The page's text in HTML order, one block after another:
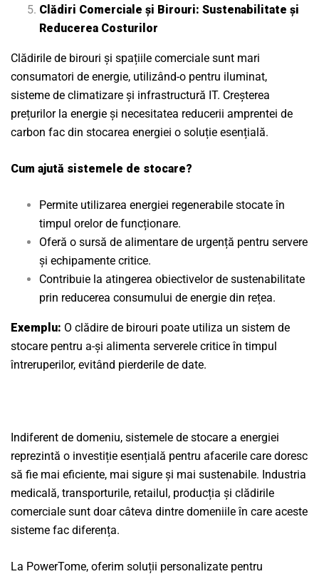
Clădiri Comerciale și Birouri: Sustenabilitate și
Reducerea Costurilor
Clădirile de birouri și spațiile comerciale sunt mari
consumatori de energie, utilizând-o pentru iluminat,
sisteme de climatizare și infrastructură IT. Creșterea
prețurilor la energie și necesitatea reducerii amprentei de
carbon fac din stocarea energiei o soluție esențială.
Cum ajută sistemele de stocare?
Permite utilizarea energiei regenerabile stocate în
timpul orelor de funcționare.
Oferă o sursă de alimentare de urgență pentru servere
și echipamente critice.
Contribuie la atingerea obiectivelor de sustenabilitate
prin reducerea consumului de energie din rețea.
Exemplu: O clădire de birouri poate utiliza un sistem de
stocare pentru a-și alimenta serverele critice în timpul
întreruperilor, evitând pierderile de date.
Indiferent de domeniu, sistemele de stocare a energiei
reprezintă o investiție esențială pentru afacerile care doresc
să fie mai eficiente, mai sigure și mai sustenabile. Industria
medicală, transporturile, retailul, producția și clădirile
comerciale sunt doar câteva dintre domeniile în care aceste
sisteme fac diferența.
La PowerTome, oferim soluții personalizate pentru